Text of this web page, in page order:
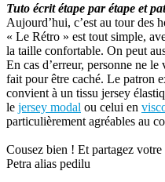
Tuto écrit étape par étape et
Aujourd’hui, c’est au tour des
« Le Rétro » est tout simple,
la taille confortable. On peut
En cas d’erreur, personne ne le
fait pour être caché. Le patron
convient à un tissu jersey
le jersey modal ou celui en
particulièrement agréables au
Cousez bien ! Et partagez
Petra alias pedilu